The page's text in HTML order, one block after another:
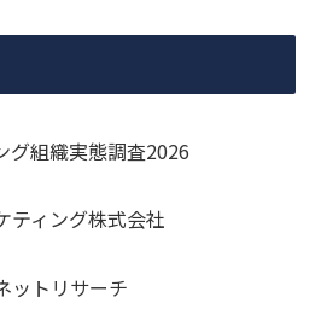
グ組織実態調査2026
ティング株式会社
ットリサーチ